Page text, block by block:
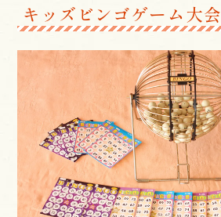
キッズビンゴゲーム大会